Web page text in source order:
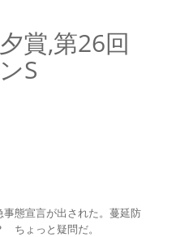
賞,第26回
S
態宣言が出された。蔓延防
ちょっと疑問だ。